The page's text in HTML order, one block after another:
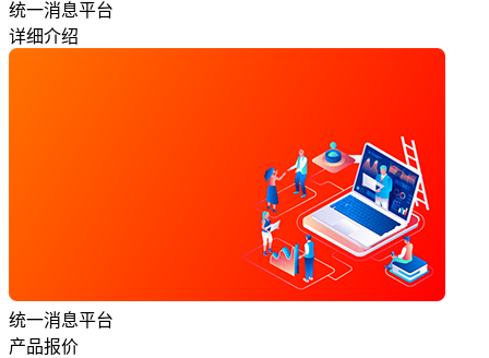
统一消息平台
详细介绍
统一消息平台
产品报价